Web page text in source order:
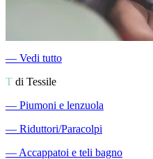
― Vedi tutto
T di Tessile
― Piumoni e lenzuola
― Riduttori/Paracolpi
―Accappatoi e teli bagno